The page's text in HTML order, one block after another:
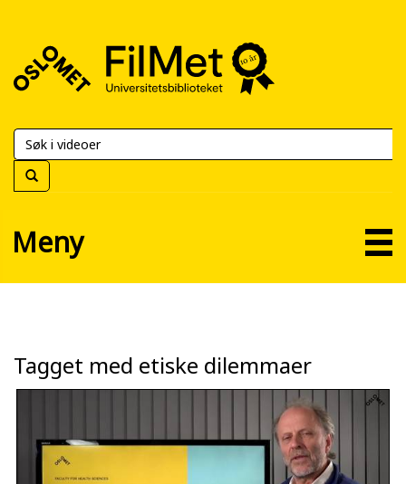
FilMet
Universitetsbiblioteket
Meny
Tagget med etiske dilemmaer